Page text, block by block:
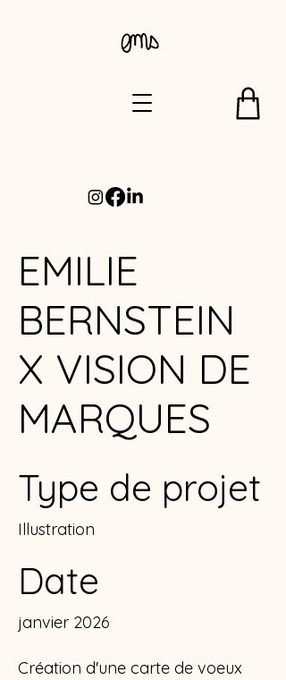
EMILIE
BERNSTEIN
X VISION DE
MARQUES
Type de projet
Illustration
Date
janvier 2026
Création d'une carte de voeux